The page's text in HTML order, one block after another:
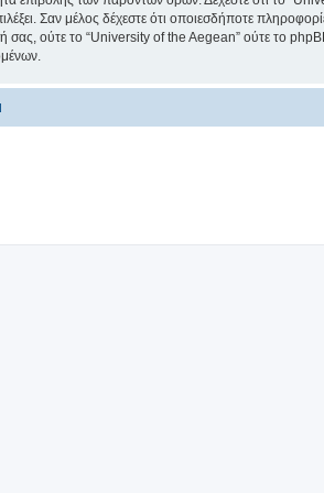
Σαν μέλος δέχεστε ότι οποιεσδήποτε
σας, ούτε το “University of the Aegean” ούτε το